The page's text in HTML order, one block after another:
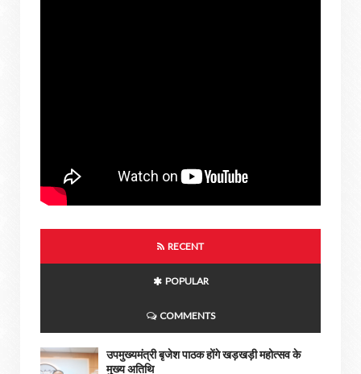
RECENT
POPULAR
COMMENTS
उपमुख्यमंत्री बृजेश पाठक होंगे खड़खड़ी महोत्सव के
मुख्य अतिथि